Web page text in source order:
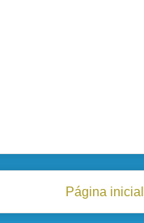
Página inicial